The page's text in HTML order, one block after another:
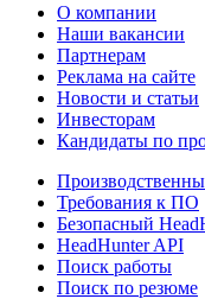
О компании
Наши вакансии
Партнерам
Реклама на сайте
Новости и статьи
Инвесторам
Кандидаты по
Требования к ПО
Безопасный
HeadHunter API
Поиск работы
Поиск по резюме